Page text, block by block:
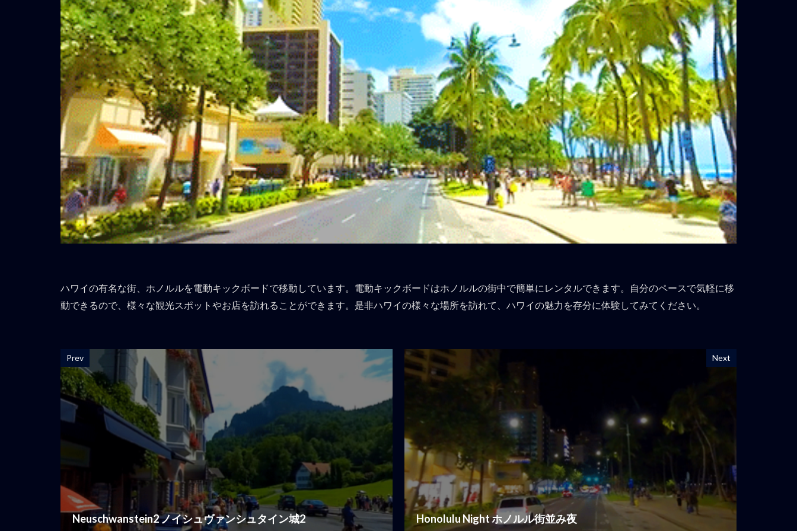
ハワイの有名な街、ホノルルを電動キックボードで移動しています。電動キックボードはホノルルの街中で簡単にレンタルできます。自分のペースで気軽に移
動できるので、様々な観光スポットやお店を訪れることができます。是非ハワイの様々な場所を訪れて、ハワイの魅力を存分に体験してみてください。
Prev
Neuschwanstein2 ノイシュヴァンシュタイン城2
Next
Honolulu Night ホノルル街並み夜